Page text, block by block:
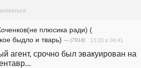
плюсика ради) (
быдло и тварь) — (7918) 13.03 в 04:41
агент, срочно был эвакуирован на